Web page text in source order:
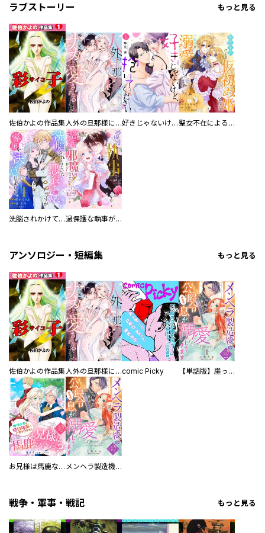
ラブストーリー もっと見る
佐伯かよの作品集 人外の旦那様に娶られ毎晩ナカまで愛される…。アンソロジー 好きじゃないけど、抱いてください【電子単行本版／特典おまけ付き】 聖女不在による仮初め婚なのに、不器用な王太子に溺愛されています【電子単行本版／特典おまけ付き】
洗脳されかけていた悪役令嬢ですが家出を決意しました。【電子単行本版／特典おまけ付き】 過保護な執事が私の婚活を邪魔してきます！ 分冊版
アンソロジー・短編集 もっと見る
佐伯かよの作品集 人外の旦那様に娶られ毎晩ナカまで愛される…。アンソロジーcomic Picky 【単話版】崖っぷち令嬢ですが、意地と策略で幸せになります！シリーズ
お兄様は馬鹿なんですか？～地味王女は婚約破棄に巻き込まれる～ メンヘラ製造機の公爵令息（過保護）が溺愛してきます
戦争・軍事・戦記 もっと見る